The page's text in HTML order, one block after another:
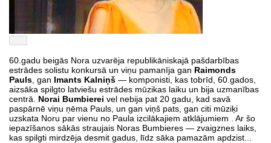
60.gadu beigās Nora uzvarēja republikāniskajā pašdarbības
estrādes solistu konkursā un viņu pamanīja gan Raimonds
Pauls , gan Imants Kalniņš — komponisti, kas tobrīd, 60.gados,
aizsāka spilgto latviešu estrādes mūzikas laiku un bija uzmanības
centrā. Norai Bumbierei vel nebija pat 20 gadu, kad savā
paspārnē viņu ņēma Pauls, un gan viņš pats, gan citi mūziķi
uzskata Noru par vienu no Paula izcilākajiem atklājumiem . Ar šo
iepazīšanos sākās straujais Noras Bumbieres — zvaigznes laiks,
kas spilgti mirdzēja desmit gadus, līdz sāka pamazām apdzist...